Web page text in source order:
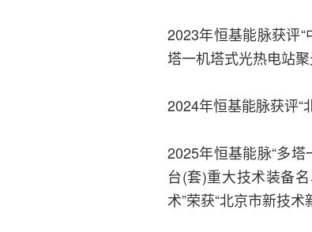
2023年恒基能脉获评“
塔一机塔式光热电站
2024年恒基能脉获评“
2025年恒基能脉“多
台(套)重大技术装备
术”荣获“北京市新技